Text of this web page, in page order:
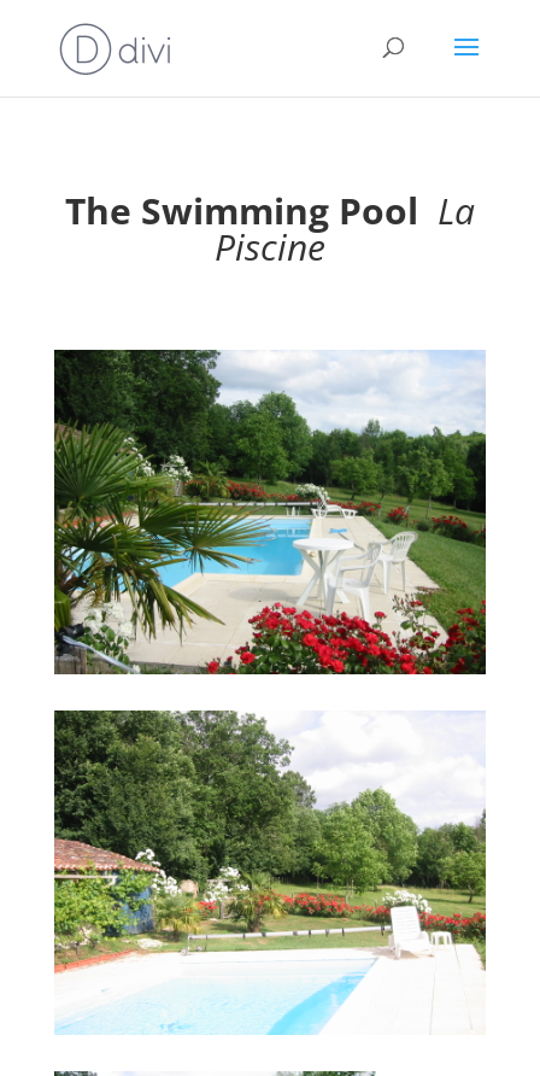
The Swimming Pool La
Piscine